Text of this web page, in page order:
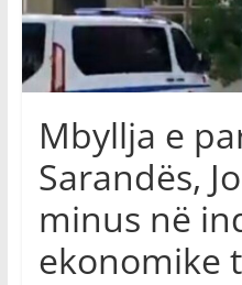
Mbyllja e
Sarandës,
minus në
ekonomike